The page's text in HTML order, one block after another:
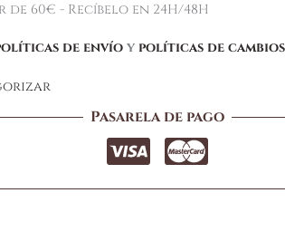
60€ - Recíbelo en 24H/48H
de envíoy políticas de
Pasarela de pago